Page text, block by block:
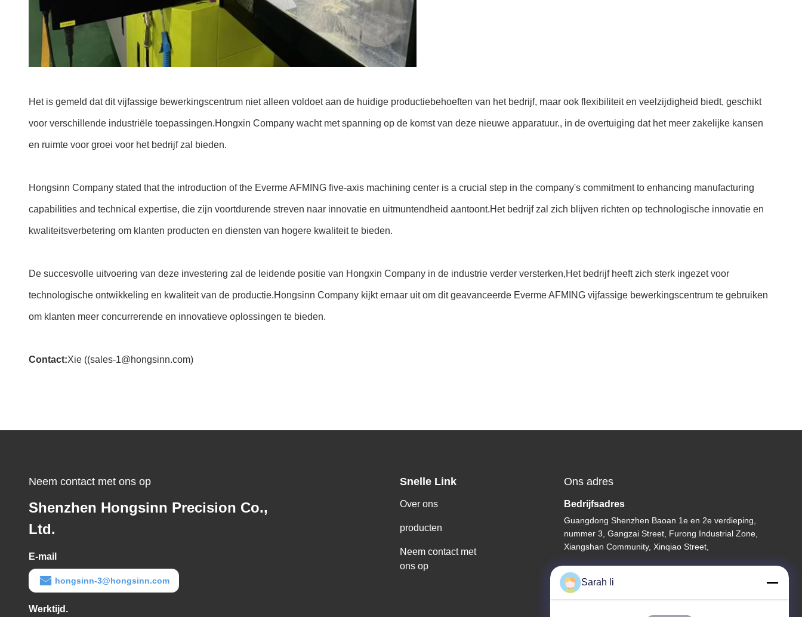
Het is gemeld dat dit vijfassige bewerkingscentrum niet alleen voldoet aan de huidige productiebehoeften van het bedrijf, maar ook flexibiliteit en veelzijdigheid biedt, geschikt
voor verschillende industriële toepassingen.Hongxin Company wacht met spanning op de komst van deze nieuwe apparatuur., in de overtuiging dat het meer zakelijke kansen
en ruimte voor groei voor het bedrijf zal bieden.
Hongsinn Company stated that the introduction of the Everme AFMING five-axis machining center is a crucial step in the company's commitment to enhancing manufacturing
capabilities and technical expertise, die zijn voortdurende streven naar innovatie en uitmuntendheid aantoont.Het bedrijf zal zich blijven richten op technologische innovatie en
kwaliteitsverbetering om klanten producten en diensten van hogere kwaliteit te bieden.
De succesvolle uitvoering van deze investering zal de leidende positie van Hongxin Company in de industrie verder versterken,Het bedrijf heeft zich sterk ingezet voor
technologische ontwikkeling en kwaliteit van de productie.Hongsinn Company kijkt ernaar uit om dit geavanceerde Everme AFMING vijfassige bewerkingscentrum te gebruiken
om klanten meer concurrerende en innovatieve oplossingen te bieden.
Contact:Xie ((sales-1@hongsinn.com)
Neem contact met ons op
Shenzhen Hongsinn Precision Co.,
Ltd.
E-mail
hongsinn-3@hongsinn.com
Werktijd.
Snelle Link
Over ons
producten
Neem contact met
ons op
Ons adres
Bedrijfsadres
Guangdong Shenzhen Baoan 1e en 2e verdieping,
nummer 3, Gangzai Street, Furong Industrial Zone,
Xiangshan Community, Xinqiao Street,
Guangdong Shenzhen Baoan 1e en 2e verdieping,
nummer 3, Gangzai Street, Furong Industrial Zone,
Sarah li